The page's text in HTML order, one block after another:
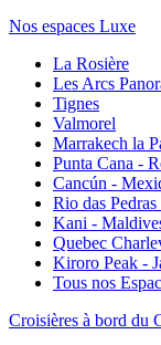
Nos espaces Luxe
La Rosière
Les Arcs
Tignes
Valmorel
Marrakech la
Punta Cana -
Cancún -
Rio das
Kani -
Quebec
Kiroro Peak -
Tous nos
Croisières à bord du